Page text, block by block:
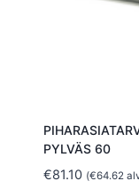
PYLVÄS 60
€81.10 (€64.62